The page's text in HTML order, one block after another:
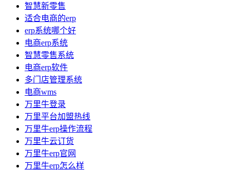
智慧新零售
适合电商的erp
erp系统哪个好
电商erp系统
智慧零售系统
电商erp软件
多门店管理系统
电商wms
万里牛登录
万里平台加盟热线
万里牛erp操作流程
万里牛云订货
万里牛erp官网
万里牛erp怎么样